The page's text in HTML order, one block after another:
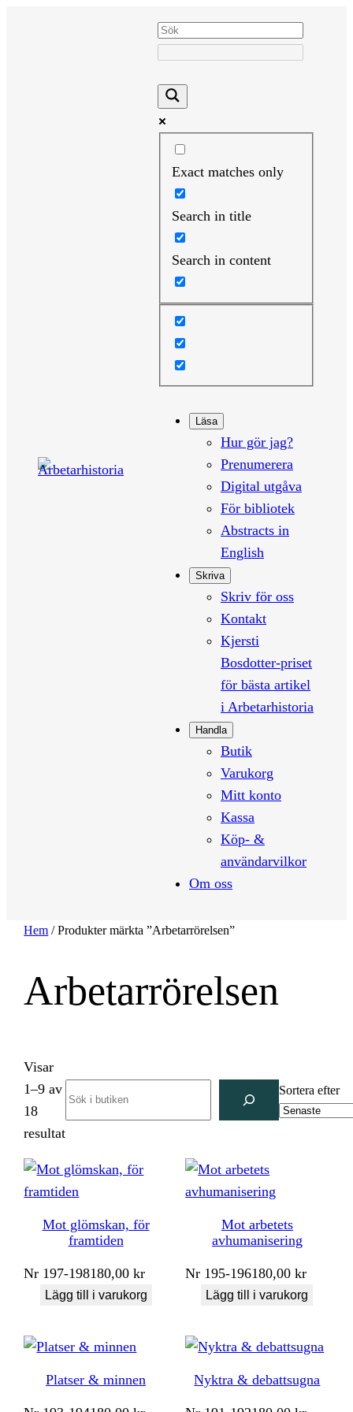
Exact matches only
Search in title
Search in content
Läsa
Hur gör jag?
Prenumerera
Digital utgåva
För bibliotek
Abstracts in
English
Skriva
Skriv för oss
Kontakt
Kjersti
Bosdotter-priset
för bästa artikel
i Arbetarhistoria
Handla
Butik
Varukorg
Mitt konto
Kassa
Köp- &
användarvilkor
Om oss
Hem / Produkter märkta ”Arbetarrörelsen”
Arbetarrörelsen
Visar
1–9 av
18
resultatSortera
senaste
Sortera efter
Mot glömskan, för
framtiden
Nr 197-198180,00kr
Lägg till i varukorg
Mot arbetets
avhumanisering
Nr 195-196180,00kr
Lägg till i varukorg
Platser & minnen Nyktra & debattsugna